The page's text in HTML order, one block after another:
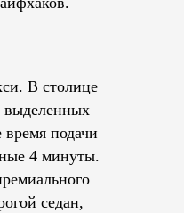
В столице
выделенных
время подачи
4 минуты.
седан,